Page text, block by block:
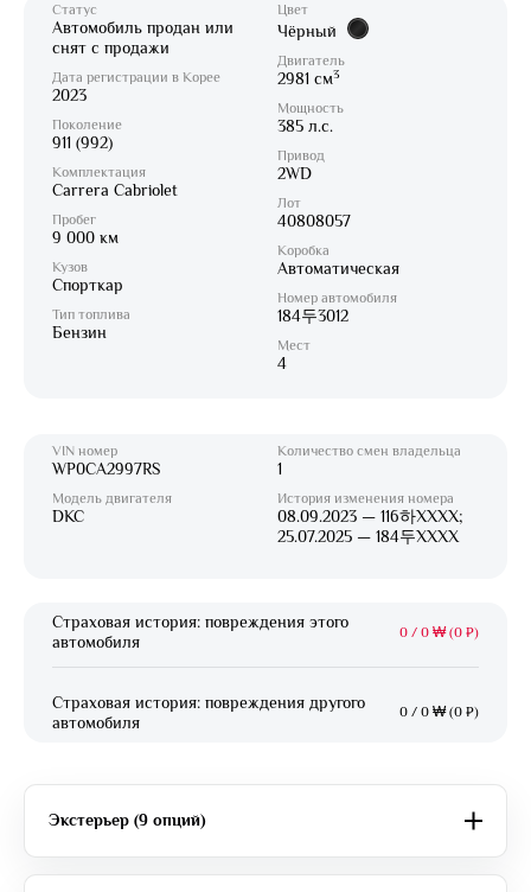
Статус
Автомобиль продан или
снят с продажи
Дата регистрации в Корее
2023
Поколение
911 (992)
Комплектация
Carrera Cabriolet
Пробег
9 000 км
Кузов
Спорткар
Тип топлива
Бензин
Цвет
Чёрный
Двигатель
2981 см3
Мощность
385 л.с.
Привод
2WD
Лот
40808057
Коробка
Автоматическая
Номер автомобиля
184두3012
Мест
4
VIN номер
WP0CA2997RS
Модель двигателя
DKC
Количество смен владельца
1
История изменения номера
08.09.2023 — 116하XXXX;
25.07.2025 — 184두XXXX
Страховая история: повреждения этого
автомобиля
0 / 0 ₩ (0 ₽)
Страховая история: повреждения другого
автомобиля
0 / 0 ₩ (0 ₽)
Экстерьер (9 опций)